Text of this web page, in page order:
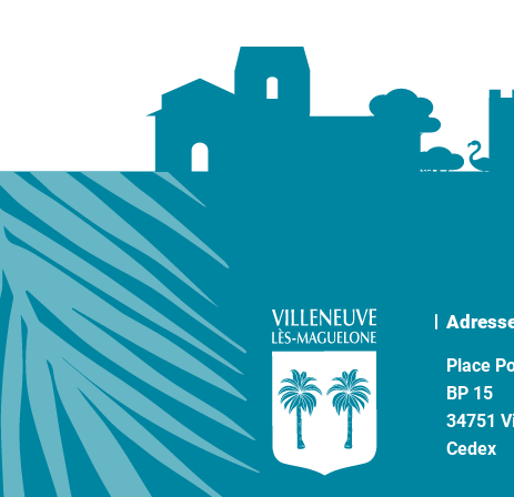
Place
BP 15
34751
Cedex